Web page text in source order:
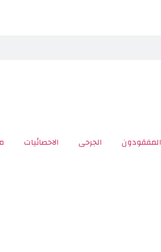
المفقودون الجرحى الاحصائيات